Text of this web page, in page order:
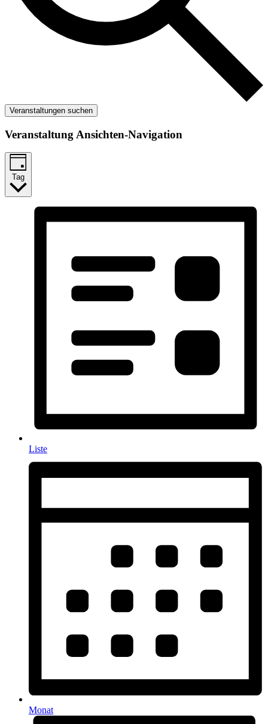
Veranstaltungen suchen
Veranstaltung Ansichten-Navigation
Tag
Liste
Monat